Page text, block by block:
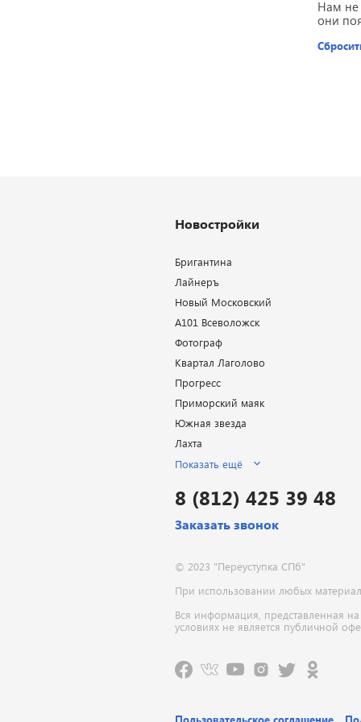
Нам не
они
8 (812) 425 39 48
Заказать звонок
© 2023 "Переуступка СПб"
При использовании любых
Вся информация, представленная
условиях не является публичной
Новостройки
Бригантина
Лайнеръ
Новый Московский
А101 Всеволожск
Фотограф
Квартал Лаголово
Прогресс
Приморский маяк
Южная звезда
Лахта
Показать ещё
Пользовательское соглашение